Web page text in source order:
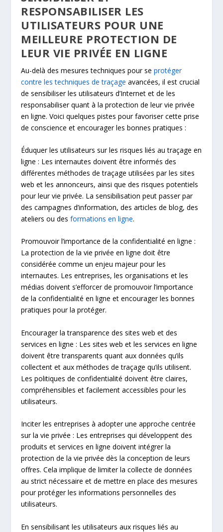
RESPONSABILISER LES
UTILISATEURS POUR UNE
MEILLEURE PROTECTION DE
LEUR VIE PRIVÉE EN LIGNE
Au-delà des mesures techniques pour seprotéger
contre les techniques de traçage avancées, il est crucial
de sensibiliser les utilisateurs d’Internet et de les
responsabiliser quant à la protection de leur vie privée
en ligne. Voici quelques pistes pour favoriser cette prise
de conscience et encourager les bonnes pratiques :
Éduquer les utilisateurs sur les risques liés au traçage en
ligne : Les internautes doivent être informés des
différentes méthodes de traçage utilisées par les sites
web et les annonceurs, ainsi que des risques potentiels
pour leur vie privée. La sensibilisation peut passer par
des campagnes d’information, des articles de blog, des
ateliers ou desformations en ligne.
Promouvoir l’importance de la confidentialité en ligne :
La protection de la vie privée en ligne doit être
considérée comme un enjeu majeur pour les
internautes. Les entreprises, les organisations et les
médias doivent s’efforcer de promouvoir l’importance
de la confidentialité en ligne et encourager les bonnes
pratiques pour la protéger.
Encourager la transparence des sites web et des
services en ligne : Les sites web et les services en ligne
doivent être transparents quant aux données qu’ils
collectent et aux méthodes de traçage qu’ils utilisent.
Les politiques de confidentialité doivent être claires,
compréhensibles et facilement accessibles pour les
utilisateurs.
Inciter les entreprises à adopter une approche centrée
sur la vie privée : Les entreprises qui développent des
produits et services en ligne doivent intégrer la
protection de la vie privée dès la conception de leurs
offres. Cela implique de limiter la collecte de données
au strict nécessaire et de mettre en place des mesures
pour protéger les informations personnelles des
utilisateurs.
En sensibilisant les utilisateurs aux risques liés au